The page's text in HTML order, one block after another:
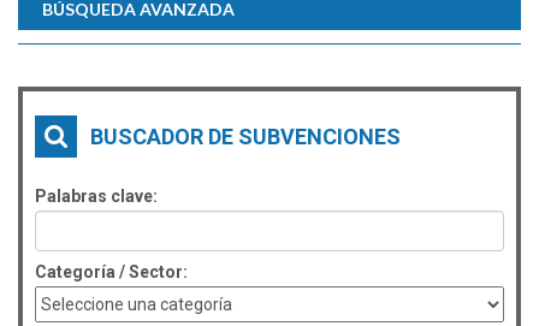
BÚSQUEDA AVANZADA
BUSCADOR DE SUBVENCIONES
Palabras clave:
Categoría / Sector: